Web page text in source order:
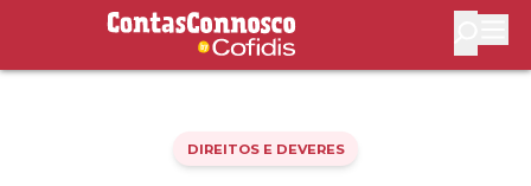
Contas Connosco by Cofidis
DIREITOS E DEVERES